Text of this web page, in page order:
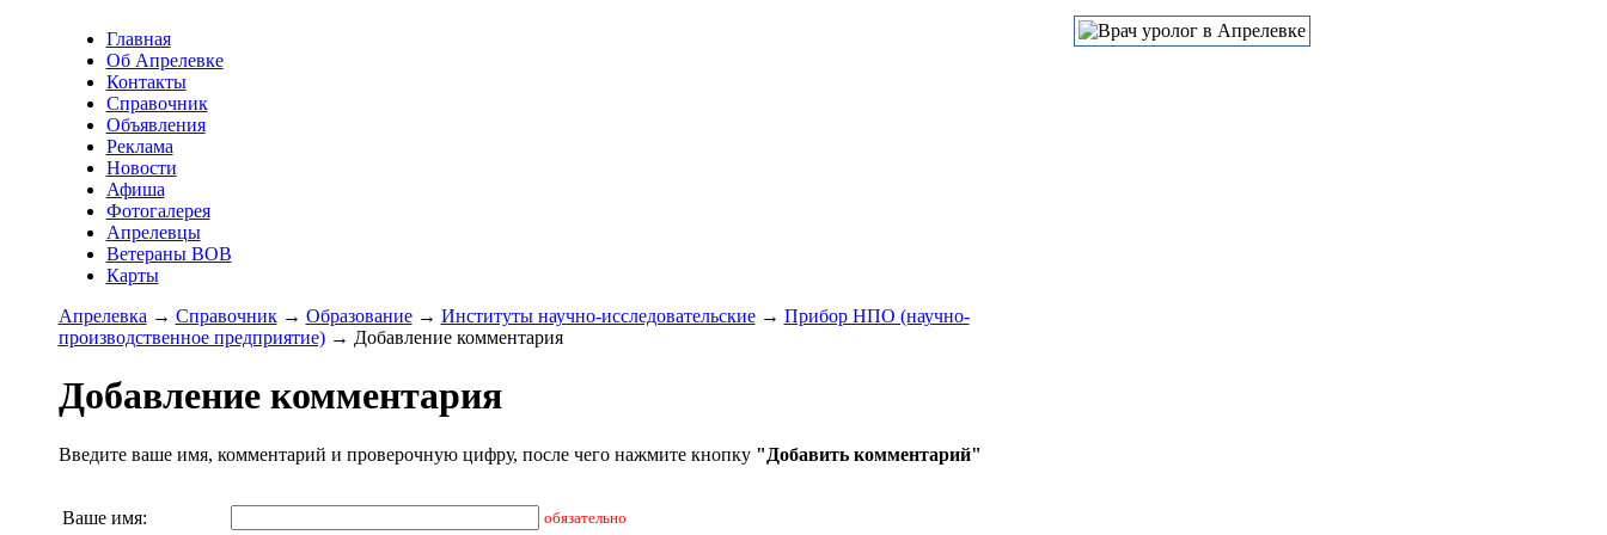
Главная
Об Апрелевке
Контакты
Справочник
Объявления
Реклама
Новости
Афиша
Фотогалерея
Апрелевцы
Ветераны ВОВ
Карты
Апрелевка → Справочник→ Образование→ Институты научно-исследовательские→ Прибор НПО (научно-
производственное предприятие)→ Добавление комментария
Добавление комментария
Введите ваше имя, комментарий и проверочную цифру, после чего нажмите кнопку "Добавить комментарий"
Ваше имя: обязательно